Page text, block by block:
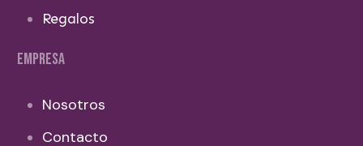
Regalos
EMPRESA
Nosotros
Contacto